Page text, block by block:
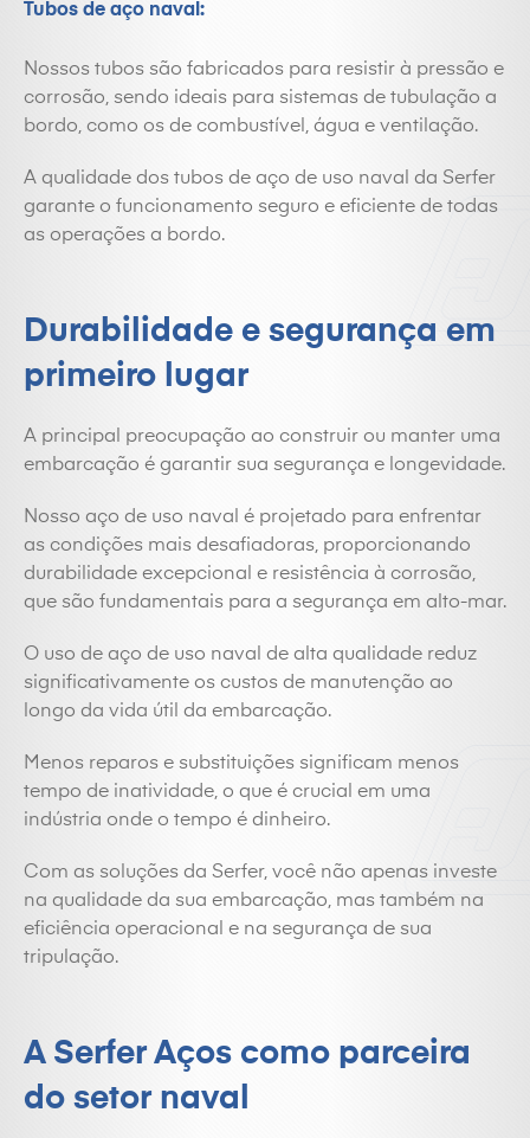
Tubos de aço naval:
Nossos tubos são fabricados para resistir à pressão e
corrosão, sendo ideais para sistemas de tubulação a
bordo, como os de combustível, água e ventilação.
A qualidade dos tubos de aço de uso naval da Serfer
garante o funcionamento seguro e eficiente de todas
as operações a bordo.
Durabilidade e segurança em
primeiro lugar
A principal preocupação ao construir ou manter uma
embarcação é garantir sua segurança e longevidade.
Nosso aço de uso naval é projetado para enfrentar
as condições mais desafiadoras, proporcionando
durabilidade excepcional e resistência à corrosão,
que são fundamentais para a segurança em alto-mar.
O uso de aço de uso naval de alta qualidade reduz
significativamente os custos de manutenção ao
longo da vida útil da embarcação.
Menos reparos e substituições significam menos
tempo de inatividade, o que é crucial em uma
indústria onde o tempo é dinheiro.
Com as soluções da Serfer, você não apenas investe
na qualidade da sua embarcação, mas também na
eficiência operacional e na segurança de sua
tripulação.
A Serfer Aços como parceira
do setor naval